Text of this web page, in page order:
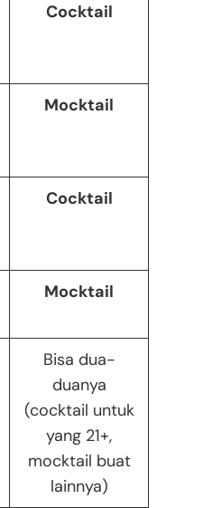
Cocktail
Mocktail
Cocktail
Mocktail
Bisa dua-
duanya
(cocktail untuk
yang 21+,
mocktail buat
lainnya)